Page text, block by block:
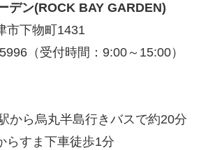
デン(ROCK BAY GARDEN)
市下物町1431
（受付時間：9:00～15:00）
から烏丸半島行きバスで約20分
らすま下車徒歩1分